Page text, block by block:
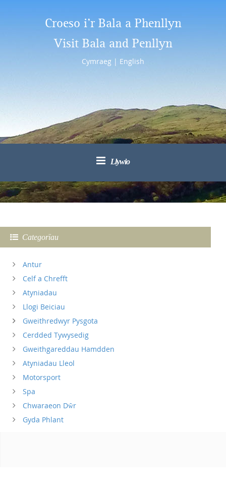
Croeso i’r Bala a Phenllyn
Visit Bala and Penllyn
Cymraeg | English
Llywio
Categorïau
Antur
Celf a Chrefft
Atyniadau
Llogi Beiciau
Gweithredwyr Pysgota
Cerdded Tywysedig
Gweithgareddau Hamdden
Atyniadau Lleol
Motorsport
Spa
Chwaraeon Dŵr
Gyda Phlant